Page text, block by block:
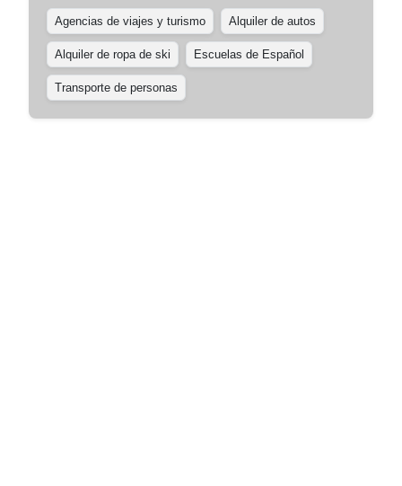
Agencias de viajes y turismo Alquiler de autos
Alquiler de ropa de ski Escuelas de Español
Transporte de personas